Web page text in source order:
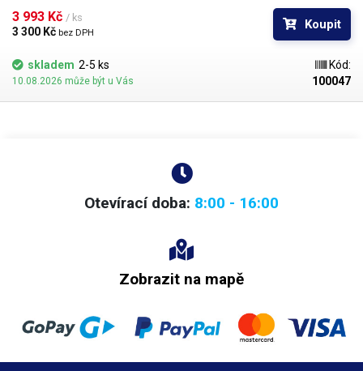
ovládat nezávisle. V příslušenství najdete nadstandardní výbavu
nástavců pro hotair.
3 993 Kč / ks
3 300 Kč bez DPH
Koupit
skladem 2-5 ks
10.08.2026 může být u Vás
Kód:
100047
Otevírací doba: 8:00 - 16:00
Zobrazit na mapě